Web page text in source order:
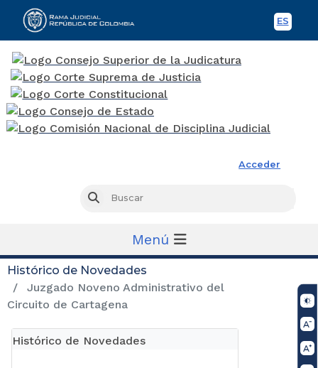
ES
Acceder
Buscar
Menú
Histórico de Novedades
Juzgado Noveno Administrativo del
Circuito de Cartagena
Histórico de Novedades